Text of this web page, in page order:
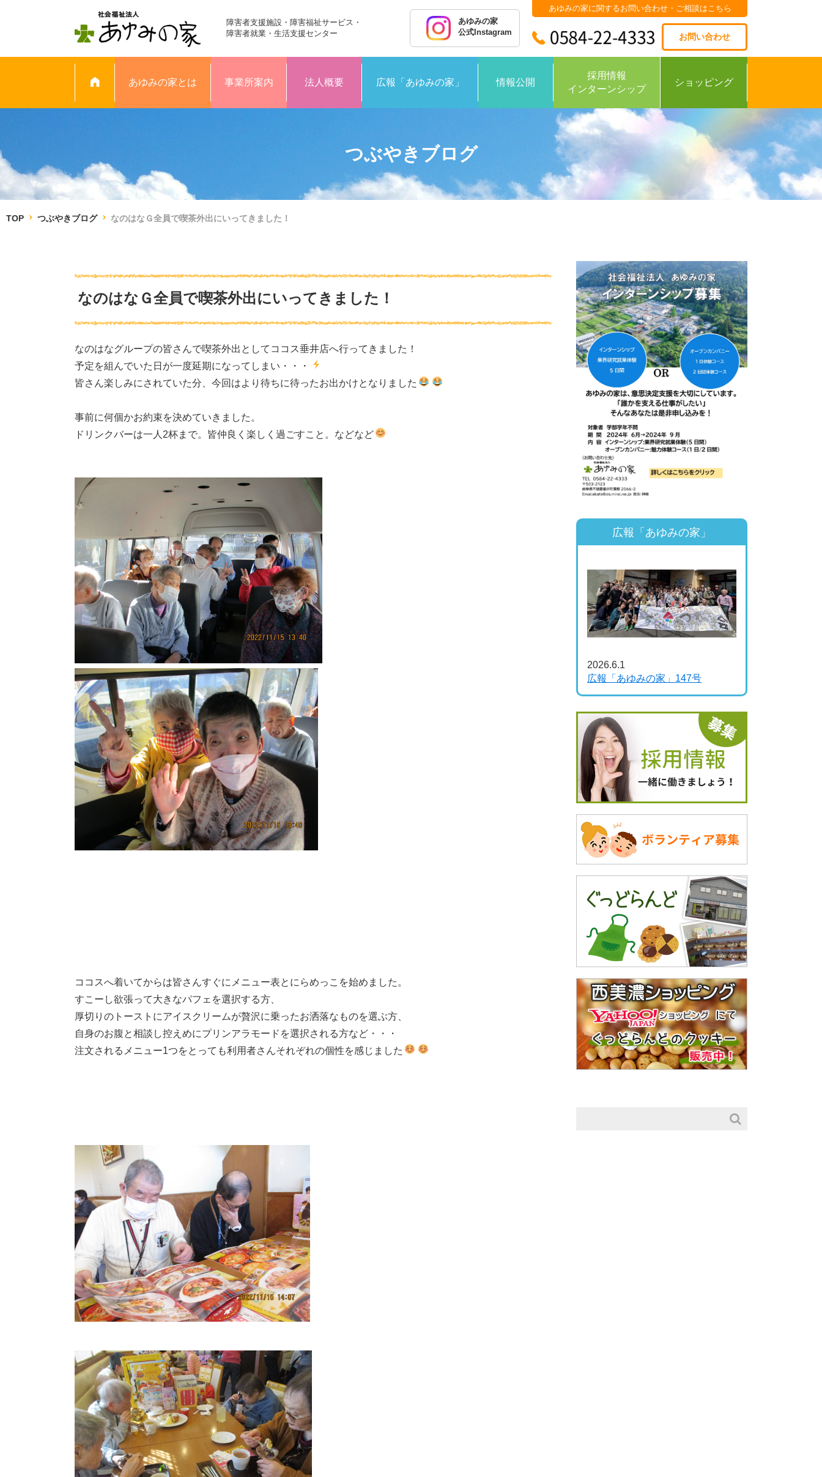
障害者支援施設・障害福祉サービス・
障害者就業・生活支援センター
あゆみの家
公式Instagram
あゆみの家に関するお問い合わせ・ご相談はこちら
お問い合わせ
あゆみの家とは 事業所案内 法人概要 広報「あゆみの家」 情報公開
採用情報
インターンシップ
ショッピング
つぶやきブログ
TOP つぶやきブログ なのはなＧ全員で喫茶外出にいってきました！
なのはなＧ全員で喫茶外出にいってきました！
なのはなグループの皆さんで喫茶外出としてココス垂井店へ行ってきました！
予定を組んでいた日が一度延期になってしまい・・・
皆さん楽しみにされていた分、今回はより待ちに待ったお出かけとなりました
事前に何個かお約束を決めていきました。
ドリンクバーは一人2杯まで。皆仲良く楽しく過ごすこと。などなど
ココスへ着いてからは皆さんすぐにメニュー表とにらめっこを始めました。
すこーし欲張って大きなパフェを選択する方、
厚切りのトーストにアイスクリームが贅沢に乗ったお洒落なものを選ぶ方、
自身のお腹と相談し控えめにプリンアラモードを選択される方など・・・
注文されるメニュー1つをとっても利用者さんそれぞれの個性を感じました
広報「あゆみの家」
2026.6.1
広報「あゆみの家」147号